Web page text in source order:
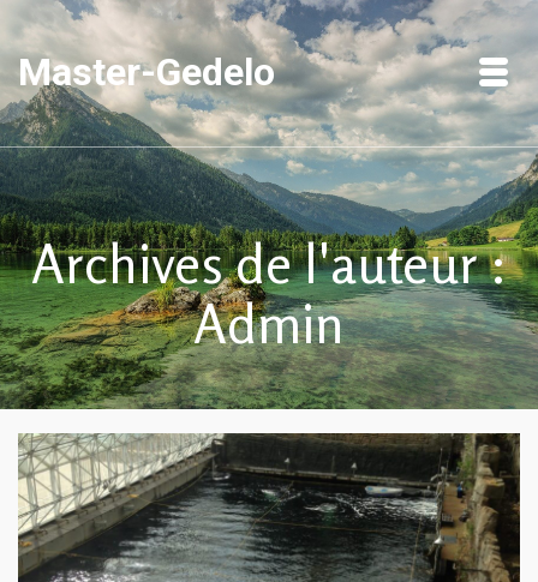
Master-Gedelo
Archives de l'auteur :
Admin